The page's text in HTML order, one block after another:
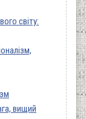
світу:
вищий